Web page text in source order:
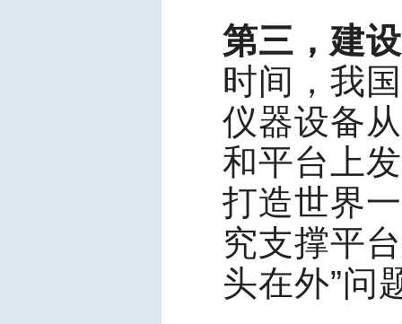
第三，建
时间，我
仪器设备
和平台上
打造世界
究支撑平
头在外”问